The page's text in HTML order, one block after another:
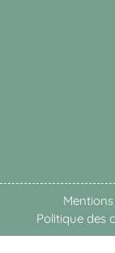
Politique des